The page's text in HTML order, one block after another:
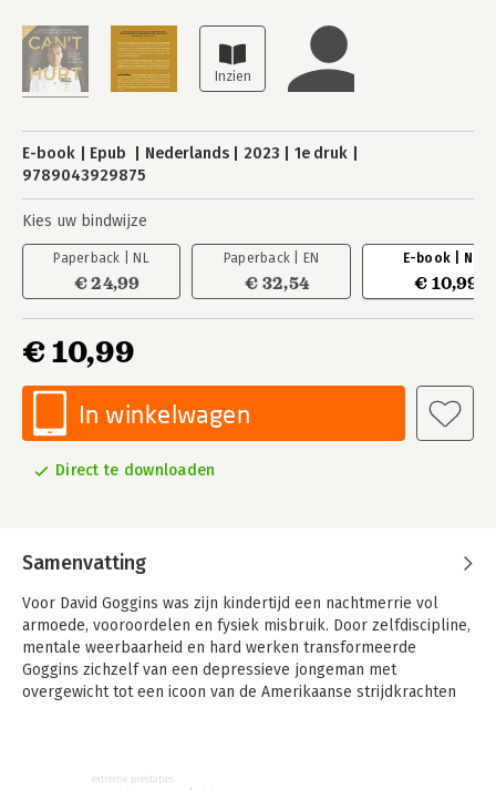
E-book Epub Nederlands 2023
1e druk
9789043929875
Kies uw bindwijze
Paperback | NL
€ 24,99
Paperback | EN
€ 32,54
E-book | NL
€ 10,99
€ 10,99
In winkelwagen
Direct te downloaden
Samenvatting
Voor David Goggins was zijn kindertijd een nachtmerrie vol
armoede, vooroordelen en fysiek misbruik. Door zelfdiscipline,
mentale weerbaarheid en hard werken transformeerde
Goggins zichzelf van een depressieve jongeman met
overgewicht tot een icoon van de Amerikaanse strijdkrachten
de meesten van ons slechts 40% van onze capaciteiten
extreme prestaties